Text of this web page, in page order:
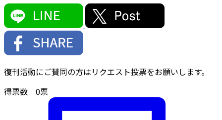
復刊活動にご賛同の方はリクエスト投票をお願いします。
得票数 0票